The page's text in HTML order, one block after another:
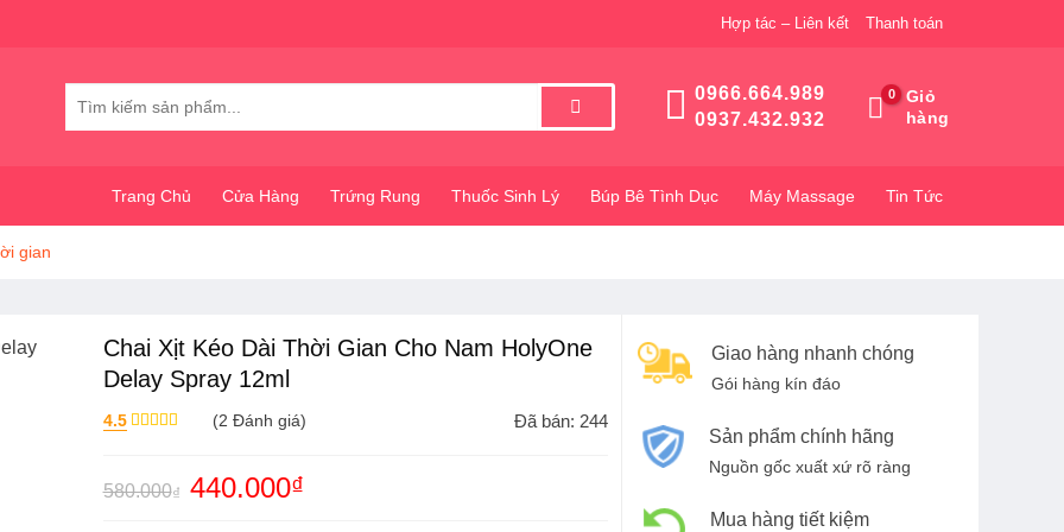
Hợp tác – Liên kết Thanh toán
kiếm:
0966.664.989
0937.432.932
Giỏ
hàng
Trang Chủ Cửa Hàng Trứng Rung Thuốc Sinh Lý Búp Bê Tình Dục Máy Massage Tin Tức
gian
Giao hàng nhanh chóng
Gói hàng kín đáo
Sản phẩm chính hãng
Nguồn gốc xuất xứ rõ ràng
Mua hàng tiết kiệm
Chai Xịt Kéo Dài Thời Gian Cho Nam HolyOne
Delay Spray 12ml
4.5 (2 Đánh giá) Đã bán: 244
580.000₫
Giá
gốc
440.000₫